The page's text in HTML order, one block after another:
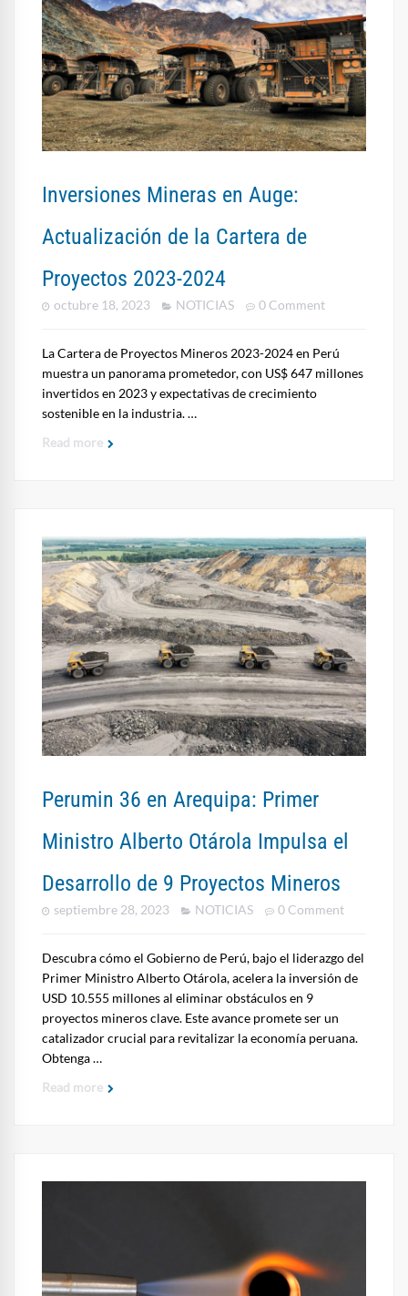
Inversiones Mineras en Auge:
Actualización de la Cartera de
Proyectos 2023-2024
octubre 18, 2023 NOTICIAS 0 Comment
La Cartera de Proyectos Mineros 2023-2024 en Perú
muestra un panorama prometedor, con US$ 647 millones
invertidos en 2023 y expectativas de crecimiento
sostenible en la industria. …
Read more
Perumin 36 en Arequipa: Primer
Ministro Alberto Otárola Impulsa el
Desarrollo de 9 Proyectos Mineros
septiembre 28, 2023 NOTICIAS 0 Comment
Descubra cómo el Gobierno de Perú, bajo el liderazgo del
Primer Ministro Alberto Otárola, acelera la inversión de
USD 10.555 millones al eliminar obstáculos en 9
proyectos mineros clave. Este avance promete ser un
catalizador crucial para revitalizar la economía peruana.
Obtenga …
Read more